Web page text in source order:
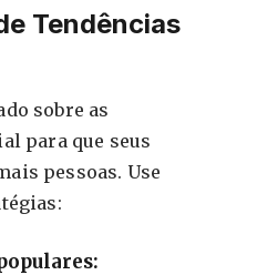
Tendências
sobre as
para que seus
pessoas. Use